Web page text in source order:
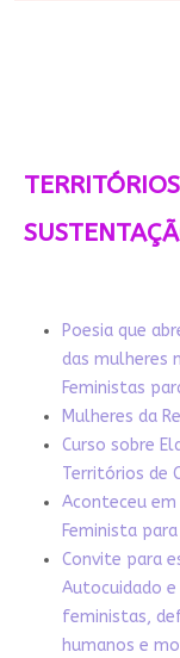
Poesia que
das mulheres
Feministas
Mulheres da
Curso sobre
Territórios de
Aconteceu
Feminista
Convite para
Autocuidado
feministas,
humanos e